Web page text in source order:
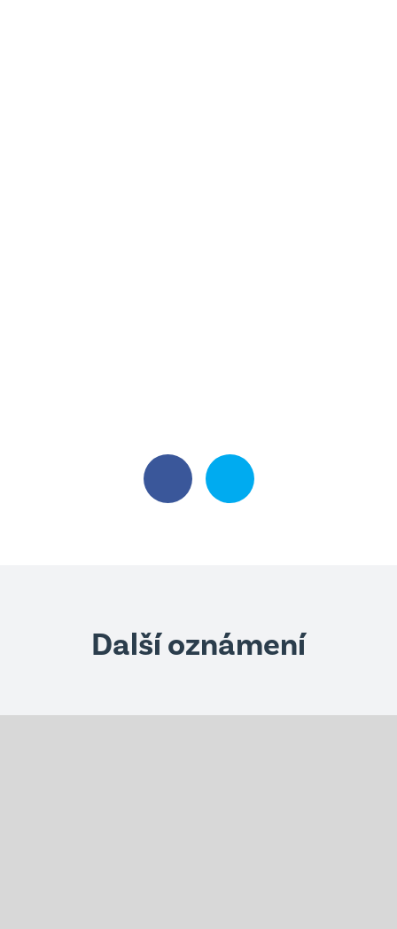
Další oznámení